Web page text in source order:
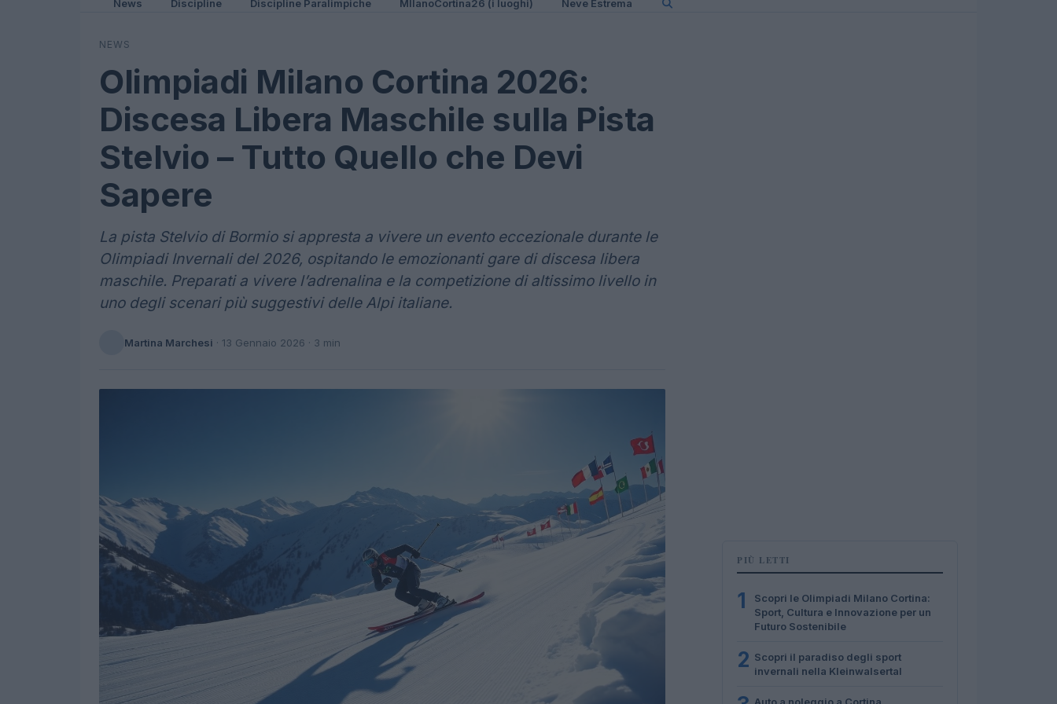
News Discipline Discipline Paralimpiche MIlanoCortina26 (i luoghi) Neve Estrema
NEWS
Olimpiadi Milano Cortina 2026:
Discesa Libera Maschile sulla Pista
Stelvio – Tutto Quello che Devi
Sapere
La pista Stelvio di Bormio si appresta a vivere un evento eccezionale durante le
Olimpiadi Invernali del 2026, ospitando le emozionanti gare di discesa libera
maschile. Preparati a vivere l’adrenalina e la competizione di altissimo livello in
uno degli scenari più suggestivi delle Alpi italiane.
Martina Marchesi · 13 Gennaio 2026 · 3 min
PIÙ LETTI
1
Scopri le Olimpiadi Milano Cortina:
Sport, Cultura e Innovazione per un
Futuro Sostenibile
2 Scopri il paradiso degli sport
invernali nella Kleinwalsertal